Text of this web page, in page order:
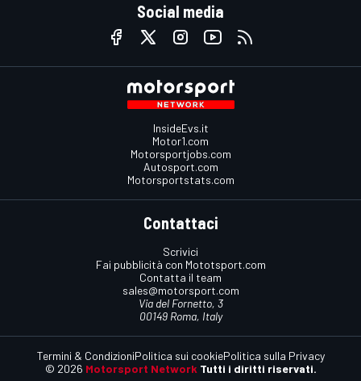
Social media
InsideEvs.it
Motor1.com
Motorsportjobs.com
Autosport.com
Motorsportstats.com
Contattaci
Scrivici
Fai pubblicità con Mototsport.com
Contatta il team
sales@motorsport.com
Via del Fornetto, 3
00149 Roma, Italy
© 2026 Motorsport Network Tutti i diritti riservati.
Termini & CondizioniPolitica sui cookiePolitica sulla Privacy